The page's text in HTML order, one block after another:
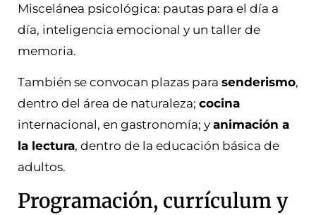
Miscelánea psicológica: pautas para el día a
día, inteligencia emocional y un taller de
memoria.
También se convocan plazas para senderismo,
dentro del área de naturaleza; cocina
internacional, en gastronomía; y animación a
la lectura, dentro de la educación básica de
adultos.
Programación, currículum y